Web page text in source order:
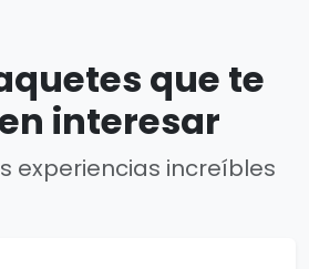
que te
interesar
experiencias increíbles